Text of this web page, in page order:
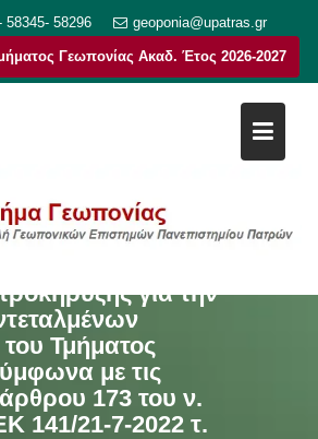
58345- 58296 geoponia@upatras.gr
Γεωπονίας Ακαδ. Έτος 2026-2027
για την
Τμήματος
με τις
άρθρου 173 του ν.
141/21-7-2022 τ.